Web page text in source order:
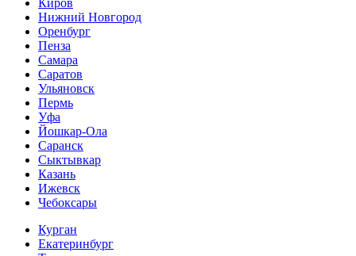
Нижний Новгород
Оренбург
Пенза
Самара
Саратов
Ульяновск
Пермь
Уфа
Йошкар-Ола
Саранск
Сыктывкар
Казань
Ижевск
Чебоксары
Курган
Екатеринбург